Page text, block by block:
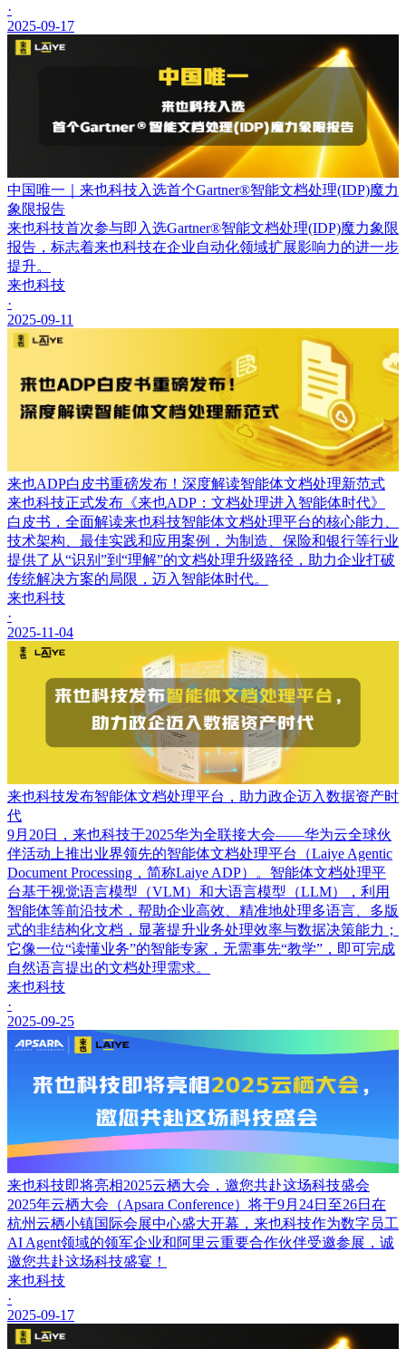
·
2025-09-17
中国唯一｜来也科技入选首个Gartner®智能文档处理(IDP)魔力
象限报告
来也科技首次参与即入选Gartner®智能文档处理(IDP)魔力象限
报告，标志着来也科技在企业自动化领域扩展影响力的进一步
提升。
来也科技
·
2025-09-11
来也ADP白皮书重磅发布！深度解读智能体文档处理新范式
来也科技正式发布《来也ADP：文档处理进入智能体时代》
白皮书，全面解读来也科技智能体文档处理平台的核心能力、
技术架构、最佳实践和应用案例，为制造、保险和银行等行业
提供了从“识别”到“理解”的文档处理升级路径，助力企业打破
传统解决方案的局限，迈入智能体时代。
来也科技
·
2025-11-04
来也科技发布智能体文档处理平台，助力政企迈入数据资产时
代
9月20日，来也科技于2025华为全联接大会——华为云全球伙
伴活动上推出业界领先的智能体文档处理平台（Laiye Agentic
Document Processing，简称Laiye ADP）。智能体文档处理平
台基于视觉语言模型（VLM）和大语言模型（LLM），利用
智能体等前沿技术，帮助企业高效、精准地处理多语言、多版
式的非结构化文档，显著提升业务处理效率与数据决策能力；
它像一位“读懂业务”的智能专家，无需事先“教学”，即可完成
自然语言提出的文档处理需求。
来也科技
·
2025-09-25
来也科技即将亮相2025云栖大会，邀您共赴这场科技盛会
2025年云栖大会（Apsara Conference）将于9月24日至26日在
杭州云栖小镇国际会展中心盛大开幕，来也科技作为数字员工
AI Agent领域的领军企业和阿里云重要合作伙伴受邀参展，诚
邀您共赴这场科技盛宴！
来也科技
·
2025-09-17